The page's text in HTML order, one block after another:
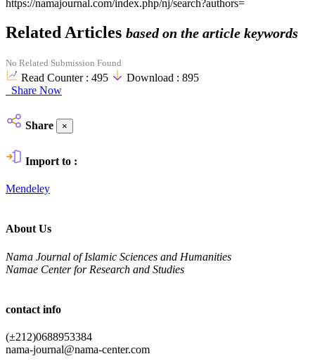
https://namajournal.com/index.php/nj/search?authors=
Related Articles based on the article keywords
No Related Submission Found
Read Counter : 495 Download : 895
Share Now
Share ×
Import to :
Mendeley
About Us
Nama Journal of Islamic Sciences and Humanities
Namae Center for Research and Studies
contact info
(±212)0688953384
nama-journal@nama-center.com